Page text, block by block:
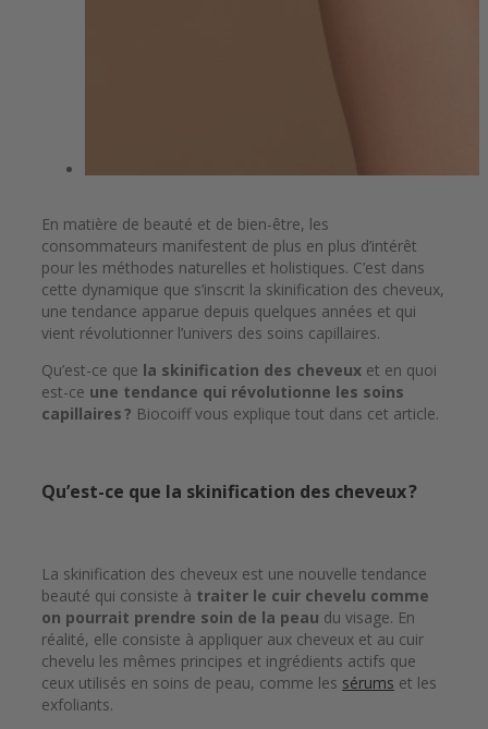
En matière de beauté et de bien-être, les
consommateurs manifestent de plus en plus d’intérêt
pour les méthodes naturelles et holistiques. C’est dans
cette dynamique que s’inscrit la skinification des cheveux,
une tendance apparue depuis quelques années et qui
vient révolutionner l’univers des soins capillaires.
Qu’est-ce que la skinification des cheveux et en quoi
est-ce une tendance qui révolutionne les soins
capillaires ? Biocoiff vous explique tout dans cet article.
Qu’est-ce que la skinification des cheveux ?
La skinification des cheveux est une nouvelle tendance
beauté qui consiste à traiter le cuir chevelu comme
on pourrait prendre soin de la peau du visage. En
réalité, elle consiste à appliquer aux cheveux et au cuir
chevelu les mêmes principes et ingrédients actifs que
ceux utilisés en soins de peau, comme les sérums et les
exfoliants.